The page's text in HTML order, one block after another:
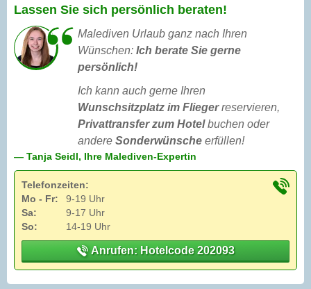
Lassen Sie sich persönlich beraten!
Malediven Urlaub ganz nach Ihren
Wünschen: Ich berate Sie gerne
persönlich!
Ich kann auch gerne Ihren
Wunschsitzplatz im Fliegerreservieren,
Privattransfer zum Hotelbuchen oder
andere Sonderwünsche erfüllen!
— Tanja Seidl, Ihre Malediven-Expertin
Telefonzeiten:
Mo - Fr:
9-19 Uhr
Sa:
9-17 Uhr
So:
14-19 Uhr
Anrufen: Hotelcode 202093